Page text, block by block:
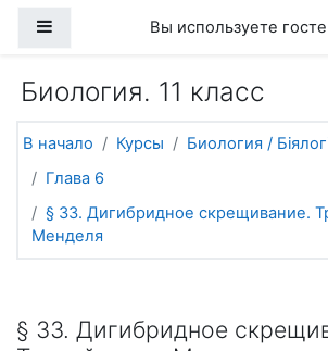
Боковая панельВы используете
Биология. 11 класс
В начало Курсы Биология /
Глава 6
§ 33. Дигибридное скрещивание.
Менделя
§ 33. Дигибридное